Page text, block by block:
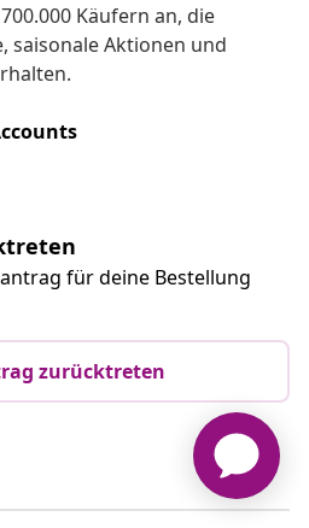
Käufern an, die
saisonale Aktionen und
für deine Bestellung
zurücktreten